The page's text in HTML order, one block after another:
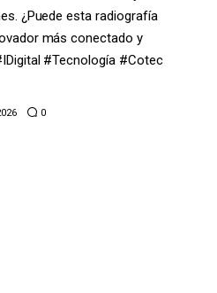
¿Puede esta radiografía
más conectado y
#Tecnología #Cotec
0